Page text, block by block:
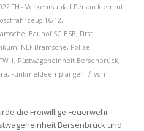
TH - Verkehrsunfall Person klemmt
16/12,
, Bauhof SG BSB, First
, NEF Bramsche, Polizei
1 , Rüstwageneinheit Bersenbrück,
, Funkmeldeempfänger / von
die Freiwillige Feuerwehr
Bersenbrück und